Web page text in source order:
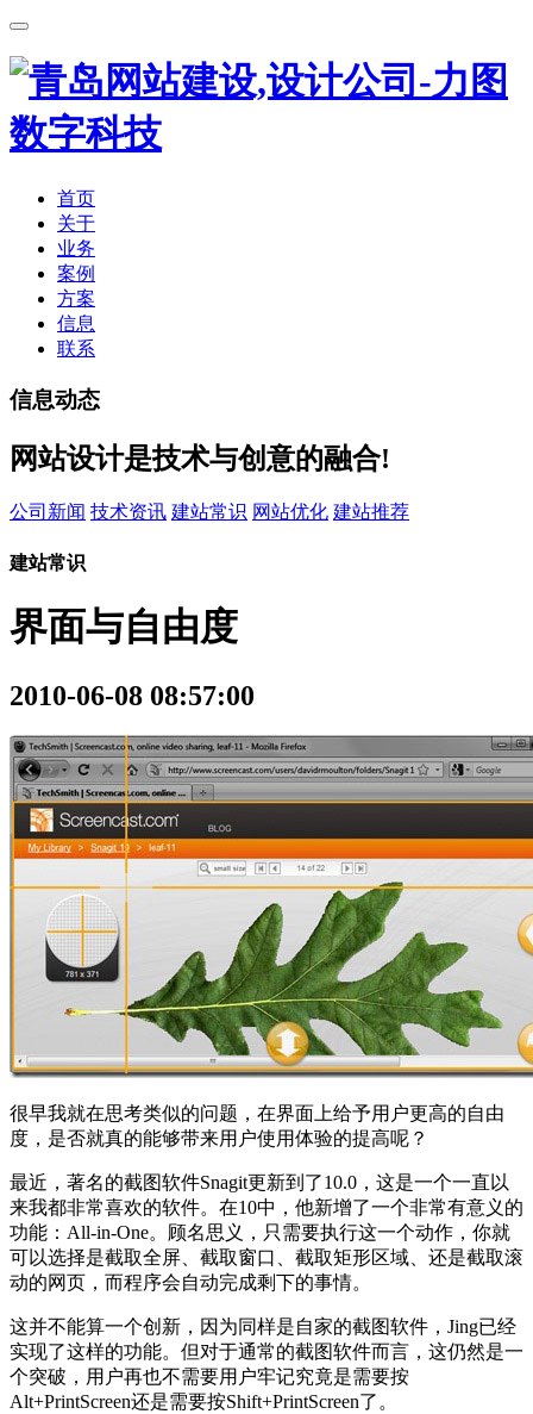
首页
关于
业务
案例
方案
信息
联系
信息动态
网站设计是技术与创意的融合!
公司新闻 技术资讯 建站常识 网站优化 建站推荐
建站常识
界面与自由度
2010-06-08 08:57:00
很早我就在思考类似的问题，在界面上给予用户更高的自由
度，是否就真的能够带来用户使用体验的提高呢？
最近，著名的截图软件Snagit更新到了10.0，这是一个一直以
来我都非常喜欢的软件。在10中，他新增了一个非常有意义的
功能：All-in-One。顾名思义，只需要执行这一个动作，你就
可以选择是截取全屏、截取窗口、截取矩形区域、还是截取滚
动的网页，而程序会自动完成剩下的事情。
这并不能算一个创新，因为同样是自家的截图软件，Jing已经
实现了这样的功能。但对于通常的截图软件而言，这仍然是一
个突破，用户再也不需要用户牢记究竟是需要按
Alt+PrintScreen还是需要按Shift+PrintScreen了。